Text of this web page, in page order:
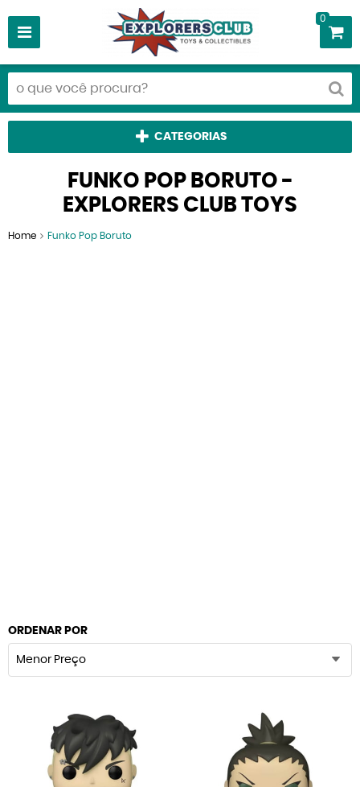
0
CATEGORIAS
FUNKO POP BORUTO -
EXPLORERS CLUB TOYS
Home Funko Pop Boruto
ORDENAR POR
Menor Preço